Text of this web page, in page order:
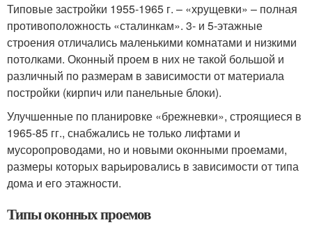
Типовые застройки 1955-1965 г. – «хрущевки» – полная
противоположность «сталинкам». 3- и 5-этажные
строения отличались маленькими комнатами и низкими
потолками. Оконный проем в них не такой большой и
различный по размерам в зависимости от материала
постройки (кирпич или панельные блоки).
Улучшенные по планировке «брежневки», строящиеся в
1965-85 гг., снабжались не только лифтами и
мусоропроводами, но и новыми оконными проемами,
размеры которых варьировались в зависимости от типа
дома и его этажности.
Типы оконных проемов